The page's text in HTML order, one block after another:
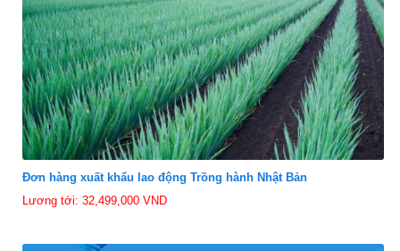
Đơn hàng xuất khẩu lao động Trồng hành Nhật Bản
Lương tới: 32,499,000 VND